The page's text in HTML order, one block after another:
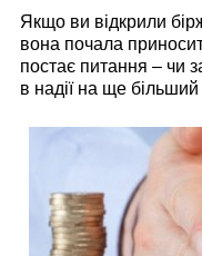
Якщо ви відкрили
вона почала
постає питання – чи
в надії на ще